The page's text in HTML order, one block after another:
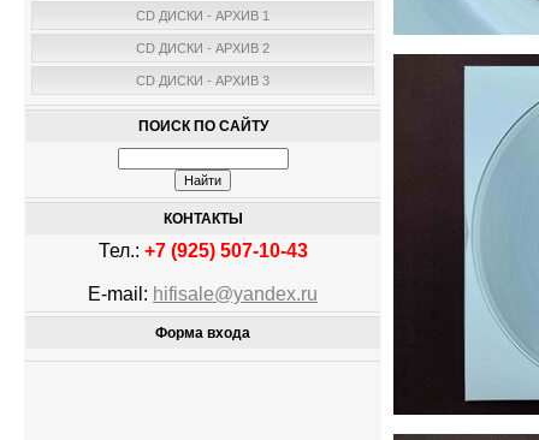
CD ДИСКИ - АРХИВ 1
CD ДИСКИ - АРХИВ 2
CD ДИСКИ - АРХИВ 3
ПОИСК ПО САЙТУ
КОНТАКТЫ
Тел.: +7 (925) 507-10-43
E-mail: hifisale@yandex.ru
Форма входа